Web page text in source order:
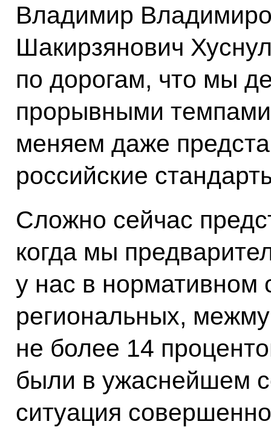
Владимир
Шакирзянович
по дорогам, что мы
прорывными
меняем даже
российские
Сложно сейчас
когда мы
у нас в нормативном
региональных,
не более 14
были в ужаснейшем
ситуация